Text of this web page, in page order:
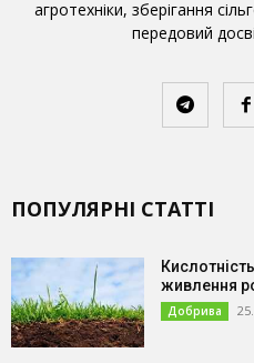
агротехніки, зберігання
передовий
ПОПУЛЯРНІ СТАТТІ
живлення
Добрива